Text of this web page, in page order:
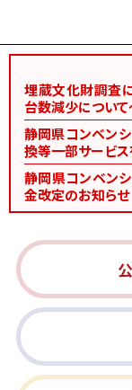
埋蔵文化財調査
台数減少につい
静岡県コンベンシ
換等一部サービ
静岡県コンベンシ
金改定のお知らせ
総合TOP